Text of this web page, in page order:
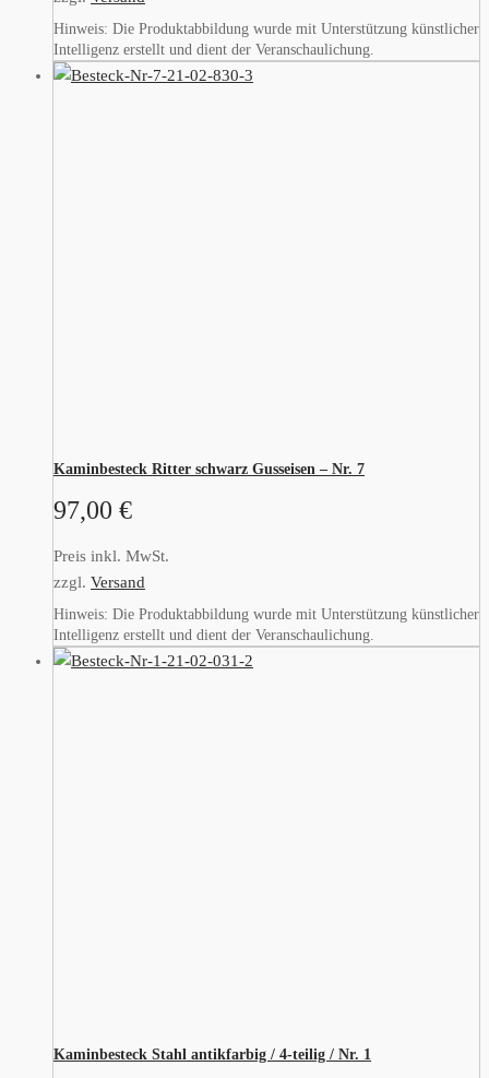
Hinweis: Die Produktabbildung wurde mit Unterstützung künstlicher
Intelligenz erstellt und dient der Veranschaulichung.
Kaminbesteck Ritter schwarz Gusseisen – Nr. 7
97,00 €
Preis inkl. MwSt.
zzgl. Versand
Hinweis: Die Produktabbildung wurde mit Unterstützung künstlicher
Intelligenz erstellt und dient der Veranschaulichung.
Kaminbesteck Stahl antikfarbig / 4-teilig / Nr. 1